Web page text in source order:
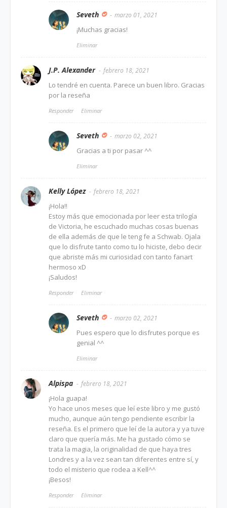
Seveth marzo 01, 2021
¡Muchas gracias!
Eliminar
J.P. Alexander febrero 18, 2021
Lo tendré en cuenta. Parece un buen libro. Gracias
por la reseña
Responder Eliminar
Seveth marzo 02, 2021
Gracias a ti por pasar ^^
Eliminar
Kelly López febrero 18, 2021
¡Hola!!
Estoy más que emocionada por leer esta trilogía
de Victoria, he escuchado muchas cosas buenas
de ella además de que le teng fe a Schwab. Ojala
que lo disfrute tanto como tu lo hiciste, debo decir
que abriste más mi curiosidad con tanto fanart
hermoso xD
¡Saludos!
Responder Eliminar
Seveth marzo 02, 2021
Pues espero que lo disfrutes porque es
genial ^^
Eliminar
Alpispa febrero 18, 2021
¡Hola guapa!
Yo hace unos meses que leí este libro y me gustó
mucho, aunque aún tengo pendiente escribir la
reseña. Es el primero que leí de la autora y ya tuve
claro que quería más. Me ha gustado cómo se
trata la magia, la originalidad de que haya tres
Londres y a la vez sean tan diferentes entre sí, y
todo el misterio que rodea a Kell^^
¡Besos!
Responder Eliminar